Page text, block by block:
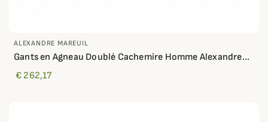
ALEXANDRE MAREUIL
Gants en Agneau Doublé Cachemire Homme Alexandre...
€ 262,17